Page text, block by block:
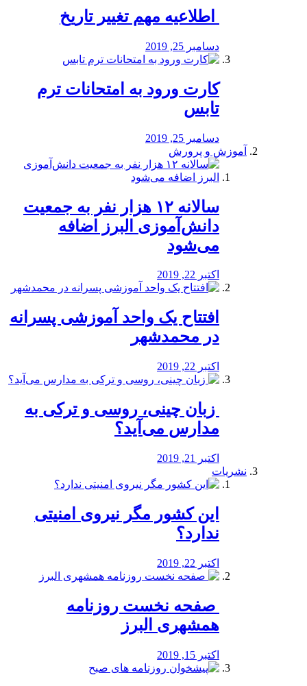
️ اطلاعیه مهم تغییر تاریخ
دسامبر 25, 2019
کارت ورود به امتحانات ترم
تابس
دسامبر 25, 2019
آموزش و پرورش
️سالانه ۱۲ هزار نفر به جمعیت
دانش‌آموزی البرز اضافه
می‌شود
اکتبر 22, 2019
افتتاح یک واحد آموزشی پسرانه
در محمدشهر
اکتبر 22, 2019
️ زبان چینی، روسی و ترکی به
مدارس می‌آید؟
اکتبر 21, 2019
نشریات
این کشور مگر نیروی امنیتی
ندارد؟
اکتبر 22, 2019
️ صفحه نخست روزنامه‌
همشهری البرز
اکتبر 15, 2019